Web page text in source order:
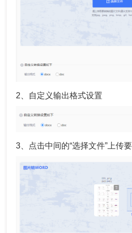
2、自定义输出格式设置
3、点击中间的“选择文件”上传